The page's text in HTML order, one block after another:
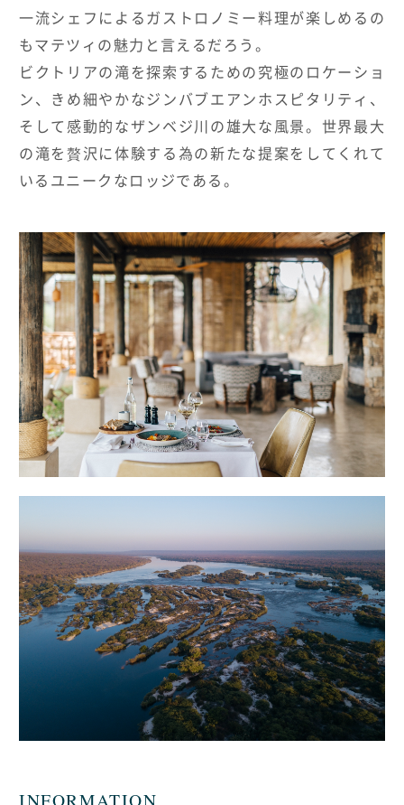
一流シェフによるガストロノミー料理が楽しめるの
もマテツィの魅力と言えるだろう。
ビクトリアの滝を探索するための究極のロケーショ
ン、きめ細やかなジンバブエアンホスピタリティ、
そして感動的なザンベジ川の雄大な風景。世界最大
の滝を贅沢に体験する為の新たな提案をしてくれて
いるユニークなロッジである。
INFORMATION